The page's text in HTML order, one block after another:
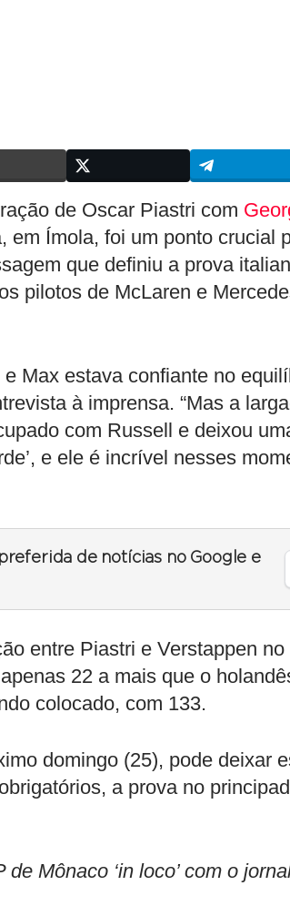
de Oscar Piastri com
em Ímola, foi um ponto crucial
que definiu a prova
pilotos de McLaren e
Max estava confiante no
à imprensa. “Mas a
com Russell e deixou
e ele é incrível nesses
de notícias no Google e
entre Piastri e Verstappen
22 a mais que o
colocado, com 133.
domingo (25), pode deixar
a prova no
Mônaco ‘in loco’ com o